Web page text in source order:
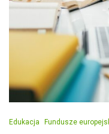
Edukacja Fundusze